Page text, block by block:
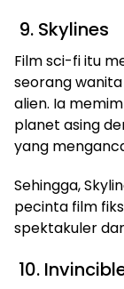
9. Skylines
Film sci-fi itu
seorang
alien. Ia
planet asing
yang
Sehingga,
pecinta film
spektakuler
10.